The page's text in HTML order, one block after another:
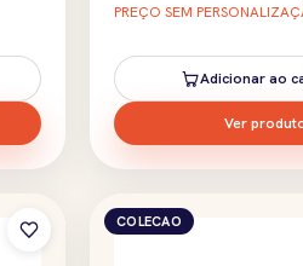
PREÇO SEM
Adicionar ao
Ver
COLECAO